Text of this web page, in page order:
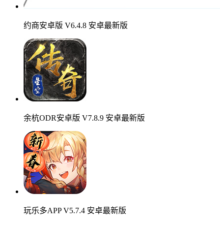
约商安卓版 V6.4.8 安卓最新版
余杭ODR安卓版 V7.8.9 安卓最新版
玩乐多APP V5.7.4 安卓最新版